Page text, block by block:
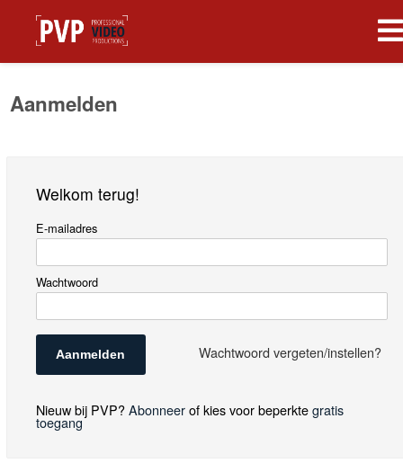
Aanmelden
Welkom terug!
E-mailadres
Wachtwoord
Aanmelden Wachtwoord vergeten/instellen?
Nieuw bij PVP?Abonneerof kies voor beperktegratis
toegang